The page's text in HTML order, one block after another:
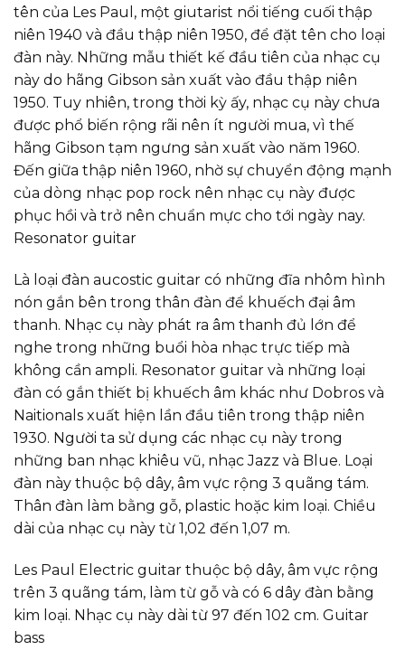
tên của Les Paul, một giutarist nổi tiếng cuối thập
niên 1940 và đầu thập niên 1950, để đặt tên cho loại
đàn này. Những mẫu thiết kế đầu tiên của nhạc cụ
này do hãng Gibson sản xuất vào đầu thập niên
1950. Tuy nhiên, trong thời kỳ ấy, nhạc cụ này chưa
được phổ biến rộng rãi nên ít người mua, vì thế
hãng Gibson tạm ngưng sản xuất vào năm 1960.
Đến giữa thập niên 1960, nhờ sự chuyển động mạnh
của dòng nhạc pop rock nên nhạc cụ này được
phục hồi và trở nên chuẩn mực cho tới ngày nay.
Resonator guitar
Là loại đàn aucostic guitar có những đĩa nhôm hình
nón gắn bên trong thân đàn để khuếch đại âm
thanh. Nhạc cụ này phát ra âm thanh đủ lớn để
nghe trong những buổi hòa nhạc trực tiếp mà
không cần ampli. Resonator guitar và những loại
đàn có gắn thiết bị khuếch âm khác như Dobros và
Naitionals xuất hiện lần đầu tiên trong thập niên
1930. Người ta sử dụng các nhạc cụ này trong
những ban nhạc khiêu vũ, nhạc Jazz và Blue. Loại
đàn này thuộc bộ dây, âm vực rộng 3 quãng tám.
Thân đàn làm bằng gỗ, plastic hoặc kim loại. Chiều
dài của nhạc cụ này từ 1,02 đến 1,07 m.
Les Paul Electric guitar thuộc bộ dây, âm vực rộng
trên 3 quãng tám, làm từ gỗ và có 6 dây đàn bằng
kim loại. Nhạc cụ này dài từ 97 đến 102 cm. Guitar
bass